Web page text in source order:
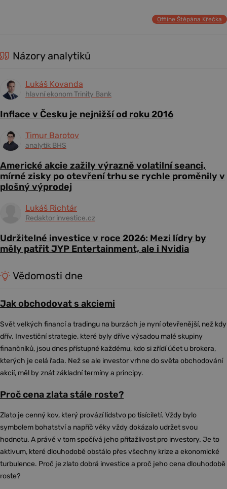
Offline Štěpána Křečka
Názory analytiků
Lukáš Kovanda
hlavní ekonom Trinity Bank
Inflace v Česku je nejnižší od roku 2016
Timur Barotov
analytik BHS
Americké akcie zažily výrazně volatilní seanci,
mírné zisky po otevření trhu se rychle proměnily v
plošný výprodej
Lukáš Richtár
Redaktor investice.cz
Udržitelné investice v roce 2026: Mezi lídry by
měly patřit JYP Entertainment, ale i Nvidia
Vědomosti dne
Jak obchodovat s akciemi
Svět velkých financí a tradingu na burzách je nyní otevřenější, než kdy
dřív. Investiční strategie, které byly dříve výsadou malé skupiny
finančníků, jsou dnes přístupné každému, kdo si zřídí účet u brokera,
kterých je celá řada. Než se ale investor vrhne do světa obchodování
akcií, měl by znát základní termíny a principy.
Proč cena zlata stále roste?
Zlato je cenný kov, který provází lidstvo po tisíciletí. Vždy bylo
symbolem bohatství a napříč věky vždy dokázalo udržet svou
hodnotu. A právě v tom spočívá jeho přitažlivost pro investory. Je to
aktivum, které dlouhodobě obstálo přes všechny krize a ekonomické
turbulence. Proč je zlato dobrá investice a proč jeho cena dlouhodobě
roste?